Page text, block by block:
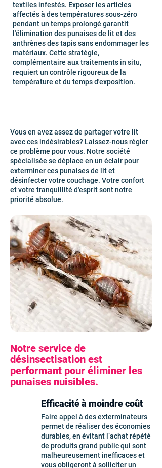
textiles infestés. Exposer les articles
affectés à des températures sous-zéro
pendant un temps prolongé garantit
l'élimination des punaises de lit et des
anthrènes des tapis sans endommager les
matériaux. Cette stratégie,
complémentaire aux traitements in situ,
requiert un contrôle rigoureux de la
température et du temps d'exposition.
Vous en avez assez de partager votre lit
avec ces indésirables? Laissez-nous régler
ce problème pour vous. Notre société
spécialisée se déplace en un éclair pour
exterminer ces punaises de lit et
désinfecter votre couchage. Votre confort
et votre tranquillité d'esprit sont notre
priorité absolue.
Notre service de
désinsectisation est
performant pour éliminer les
punaises nuisibles.
Efficacité à moindre coût
Faire appel à des exterminateurs
permet de réaliser des économies
durables, en évitant l’achat répété
de produits grand public qui sont
malheureusement inefficaces et
vous obligeront à solliciter un